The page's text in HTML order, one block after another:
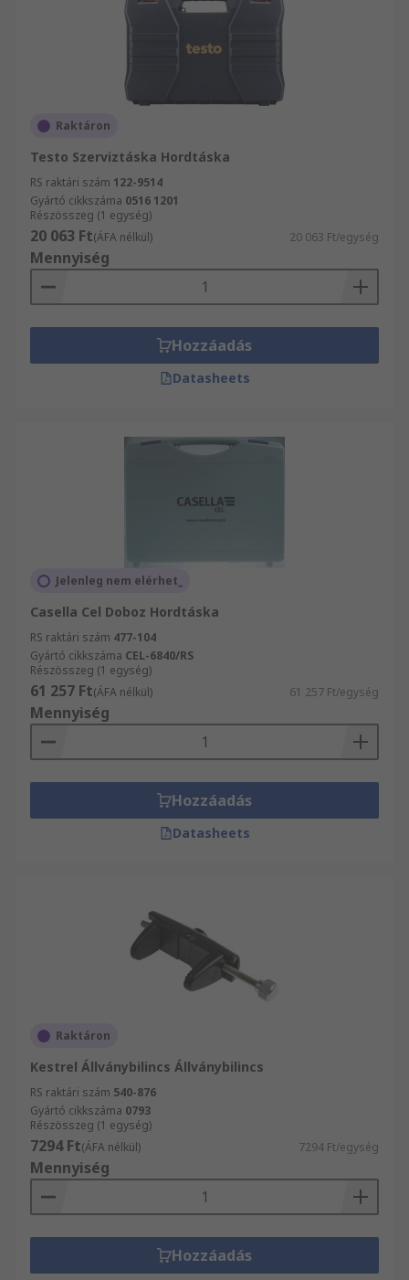
Raktáron
Testo Szerviztáska Hordtáska
RS raktári szám 122-9514
Gyártó cikkszáma 0516 1201
Részösszeg (1 egység)
20 063 Ft(ÁFA nélkül) 20 063 Ft/egység
Mennyiség
Hozzáadás
Datasheets
Jelenleg nem elérhet_
Casella Cel Doboz Hordtáska
RS raktári szám 477-104
Gyártó cikkszáma CEL-6840/RS
Részösszeg (1 egység)
61 257 Ft(ÁFA nélkül) 61 257 Ft/egység
Mennyiség
Hozzáadás
Datasheets
Raktáron
Kestrel Állványbilincs Állványbilincs
RS raktári szám 540-876
Gyártó cikkszáma 0793
Részösszeg (1 egység)
7294 Ft(ÁFA nélkül) 7294 Ft/egység
Mennyiség
Hozzáadás